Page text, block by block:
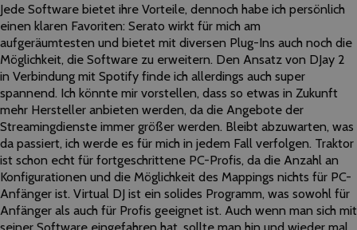
Jede Software bietet ihre Vorteile, dennoch habe ich persönlich
einen klaren Favoriten: Serato wirkt für mich am
aufgeräumtesten und bietet mit diversen Plug-Ins auch noch die
Möglichkeit, die Software zu erweitern. Den Ansatz von DJay 2
in Verbindung mit Spotify finde ich allerdings auch super
spannend. Ich könnte mir vorstellen, dass so etwas in Zukunft
mehr Hersteller anbieten werden, da die Angebote der
Streamingdienste immer größer werden. Bleibt abzuwarten, was
da passiert, ich werde es für mich in jedem Fall verfolgen. Traktor
ist schon echt für fortgeschrittene PC-Profis, da die Anzahl an
Konfigurationen und die Möglichkeit des Mappings nichts für PC-
Anfänger ist. Virtual DJ ist ein solides Programm, was sowohl für
Anfänger als auch für Profis geeignet ist. Auch wenn man sich mit